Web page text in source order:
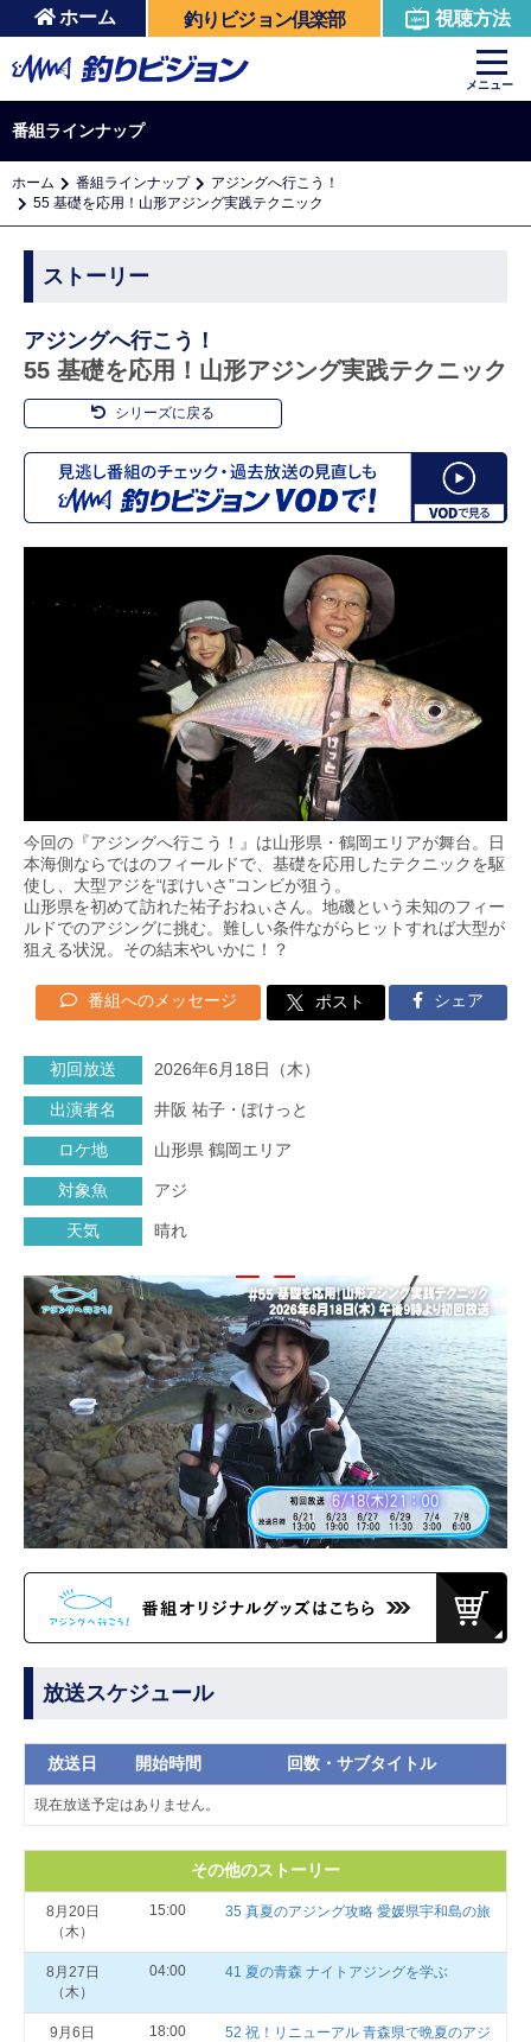
ホーム 釣りビジョン倶楽部 視聴方法
メニュー
番組ラインナップ
ホーム 番組ラインナップ
アジングへ行こう！
55 基礎を応用！山形アジング実践テクニック
ストーリー
アジングへ行こう！
55 基礎を応用！山形アジング実践テクニック
シリーズに戻る
今回の『アジングへ行こう！』は山形県・鶴岡エリアが舞台。日
本海側ならではのフィールドで、基礎を応用したテクニックを駆
使し、大型アジを“ぽけいさ”コンビが狙う。
山形県を初めて訪れた祐子おねぃさん。地磯という未知のフィー
ルドでのアジングに挑む。難しい条件ながらヒットすれば大型が
狙える状況。その結末やいかに！？
番組へのメッセージ ポスト シェア
初回放送 2026年6月18日（木）
出演者名 井阪 祐子・ぽけっと
ロケ地 山形県 鶴岡エリア
対象魚 アジ
天気 晴れ
放送スケジュール
放送日 開始時間 回数・サブタイトル
現在放送予定はありません。
その他のストーリー
8月20日
（木）
15:00 35 真夏のアジング攻略 愛媛県宇和島の旅
8月27日
（木）
04:00 41 夏の青森 ナイトアジングを学ぶ
9月6日
18:00
52 祝！リニューアル 青森県で晩夏のアジ